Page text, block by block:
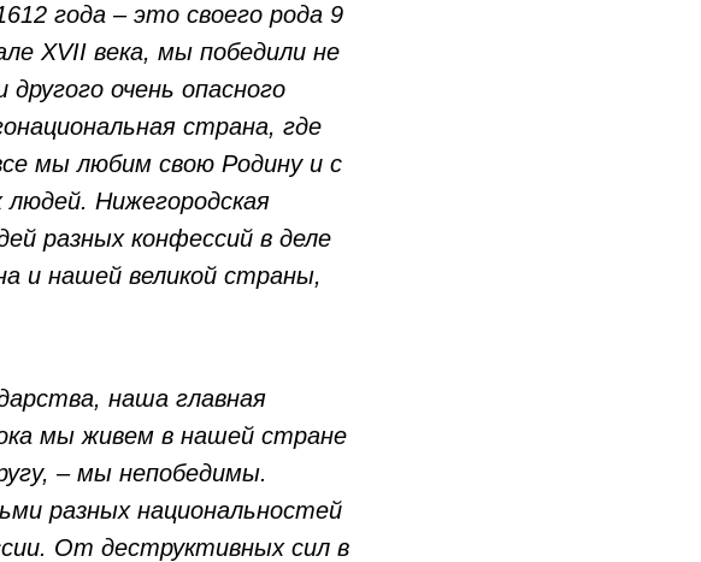
года – это своего рода 9
XVII века, мы победили не
очень опасного
страна, где
мы любим свою Родину и с
людей. Нижегородская
разных конфессий в деле
и нашей великой страны,
наша главная
мы живем в нашей стране
– мы непобедимы.
разных национальностей
От деструктивных сил в